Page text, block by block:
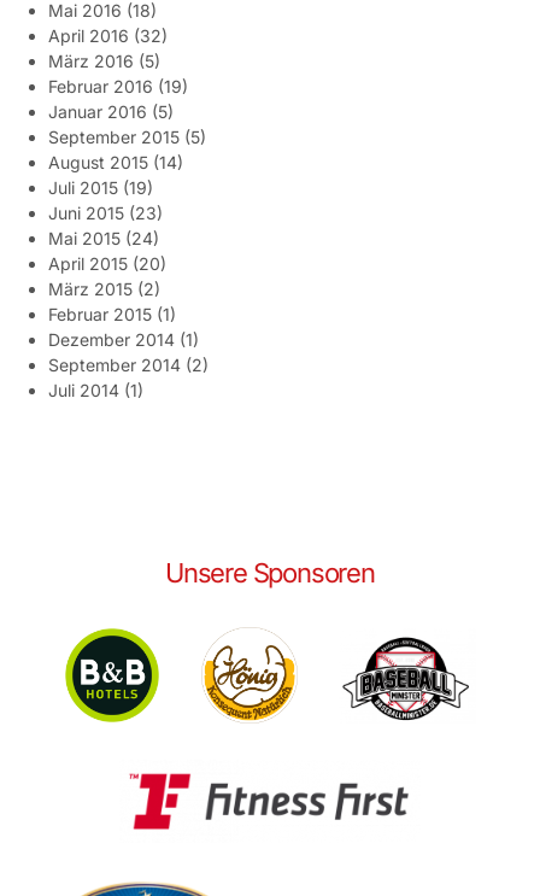
Mai 2016 (18)
April 2016 (32)
März 2016 (5)
Februar 2016 (19)
Januar 2016 (5)
September 2015 (5)
August 2015 (14)
Juli 2015 (19)
Juni 2015 (23)
Mai 2015 (24)
April 2015 (20)
März 2015 (2)
Februar 2015 (1)
Dezember 2014 (1)
September 2014 (2)
Juli 2014 (1)
Unsere Sponsoren